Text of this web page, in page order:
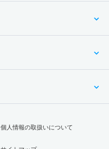
個人情報の取扱いについて